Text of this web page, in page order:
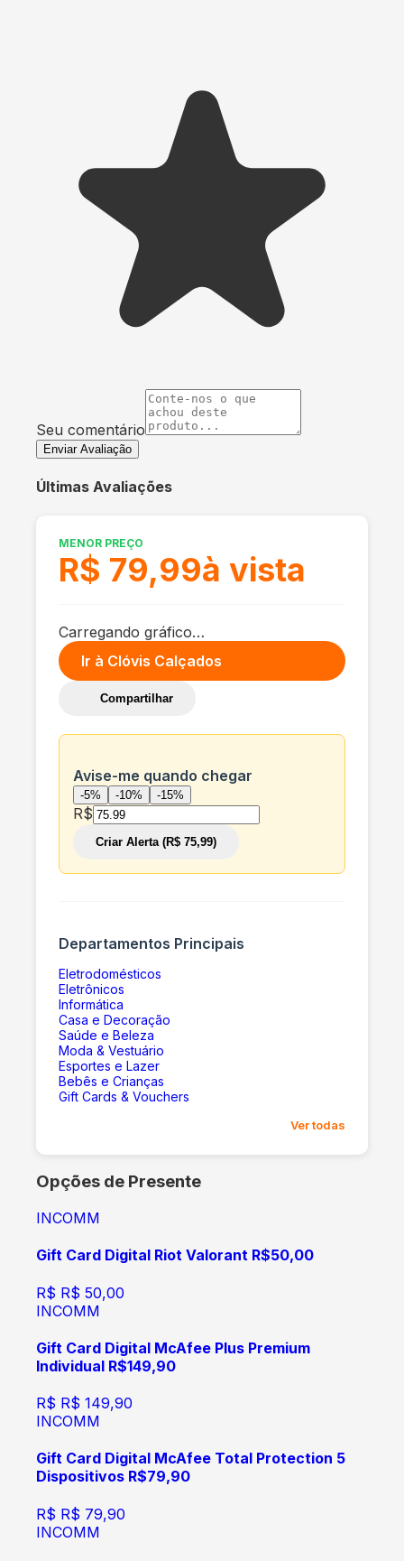
Seu comentário
Enviar Avaliação
Últimas Avaliações
MENOR PREÇO
R$ 79,99à vista
Carregando gráfico…
Ir à Clóvis Calçados
Compartilhar
Avise-me quando chegar
-5% -10% -15%
R$
Criar Alerta (R$ 75,99)
Departamentos Principais
Eletrodomésticos
Eletrônicos
Informática
Casa e Decoração
Saúde e Beleza
Moda & Vestuário
Esportes e Lazer
Bebês e Crianças
Gift Cards & Vouchers
Ver todas
Opções de Presente
INCOMM
Gift Card Digital Riot Valorant R$50,00
R$ R$ 50,00
INCOMM
Gift Card Digital McAfee Plus Premium
Individual R$149,90
R$ R$ 149,90
INCOMM
Gift Card Digital McAfee Total Protection 5
Dispositivos R$79,90
R$ R$ 79,90
INCOMM